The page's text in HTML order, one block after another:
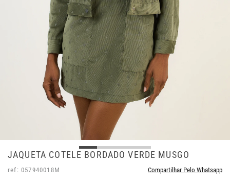
JAQUETA COTELE BORDADO VERDE MUSGO
ref: 057940018M Compartilhar Pelo Whatsapp